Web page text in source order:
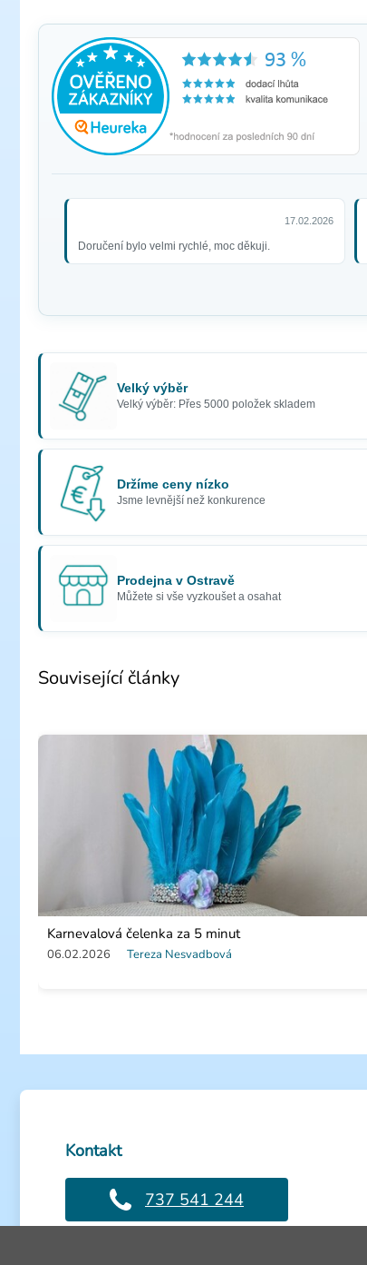
17.02.2026
Doručení bylo velmi rychlé, moc děkuji.
Velký výběr
Velký výběr: Přes 5000 položek skladem
Držíme ceny nízko
Jsme levnější než konkurence
Prodejna v Ostravě
Můžete si vše vyzkoušet a osahat
Související články
Karnevalová čelenka za 5 minut
06.02.2026 Tereza Nesvadbová
Kontakt
737 541 244